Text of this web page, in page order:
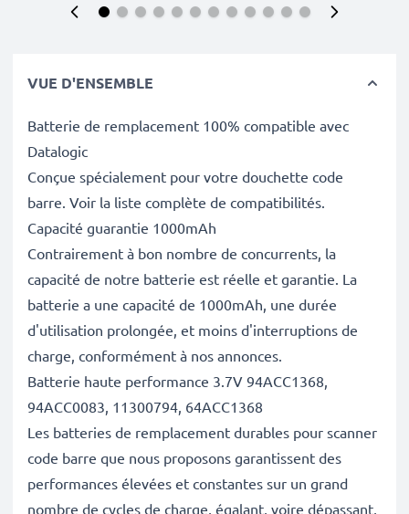
VUE D'ENSEMBLE
Batterie de remplacement 100% compatible avec
Datalogic
Conçue spécialement pour votre douchette code
barre. Voir la liste complète de compatibilités.
Capacité guarantie 1000mAh
Contrairement à bon nombre de concurrents, la
capacité de notre batterie est réelle et garantie. La
batterie a une capacité de 1000mAh, une durée
d'utilisation prolongée, et moins d'interruptions de
charge, conformément à nos annonces.
Batterie haute performance 3.7V 94ACC1368,
94ACC0083, 11300794, 64ACC1368
Les batteries de remplacement durables pour scanner
code barre que nous proposons garantissent des
performances élevées et constantes sur un grand
nombre de cycles de charge, égalant, voire dépassant,